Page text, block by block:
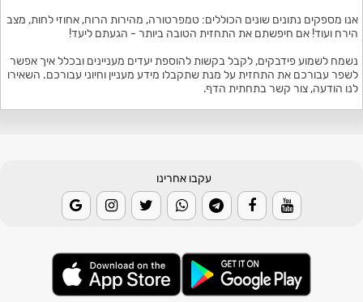
אנו מספקים נתונים שונים הכוללים: טמפרטורה, מהירות הרוח, אחוזי לחות, מצב
הירח ועוד! אם חיפשתם את התחזית הטובה ביותר - הגעתם ליעד!
נשמח לשמוע פידבקים, לקבל בקשות להוספת יעדים מעניינים ובכלל איך אפשר
לשפר עבורכם את התחזית על מנת שתקבלו מידע מעניין וחיוני עבורכם. השאירו
לנו הודעה, צור קשר בתחתית הדף.
עקבו אחרינו